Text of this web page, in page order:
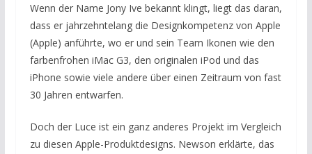
Wenn der Name Jony Ive bekannt klingt, liegt das daran,
dass er jahrzehntelang die Designkompetenz von Apple
(Apple) anführte, wo er und sein Team Ikonen wie den
farbenfrohen iMac G3, den originalen iPod und das
iPhone sowie viele andere über einen Zeitraum von fast
30 Jahren entwarfen.
Doch der Luce ist ein ganz anderes Projekt im Vergleich
zu diesen Apple-Produktdesigns. Newson erklärte, das